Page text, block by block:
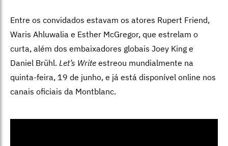
Entre os convidados estavam os atores Rupert Friend,
Waris Ahluwalia e Esther McGregor, que estrelam o
curta, além dos embaixadores globais Joey King e
Daniel Brühl. Let’s Write estreou mundialmente na
quinta-feira, 19 de junho, e já está disponível online nos
canais oficiais da Montblanc.